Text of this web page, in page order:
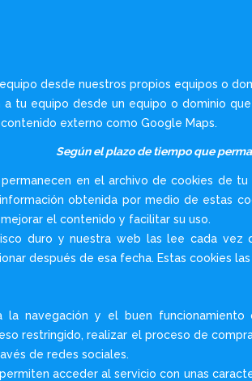
desde nuestros propios equipos o
tu equipo desde un equipo o dominio
externo como Google Maps.
Según el plazo de tiempo que
en el archivo de cookies de
obtenida por medio de estas
el contenido y facilitar su uso.
duro y nuestra web las lee cada
después de esa fecha. Estas cookies
la navegación y el buen
restringido, realizar el proceso de
de redes sociales.
acceder al servicio con unas